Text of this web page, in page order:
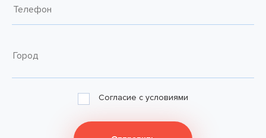
Согласие с условиями